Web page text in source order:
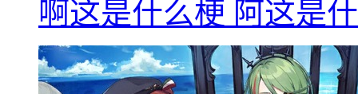
啊这是什么梗 阿这是